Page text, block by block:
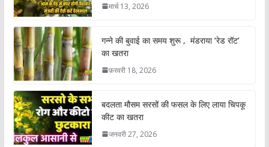
मार्च 13, 2026
गन्ने की बुवाई का समय शुरू , मंडराया ‘रेड रॉट’
का खतरा
फ़रवरी 18, 2026
बदलता मौसम सरसों की फसल के लिए लाया चिपकू
कीट का खतरा
जनवरी 27, 2026